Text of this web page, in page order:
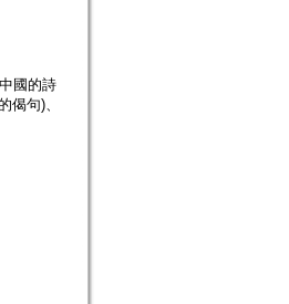
國的詩
偈句)、